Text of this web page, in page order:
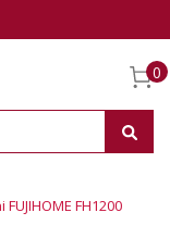
0
FH1200